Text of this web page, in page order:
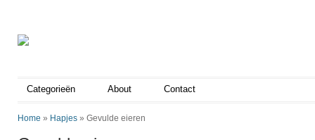
Categorieën About Contact
Home » Hapjes » Gevulde eieren